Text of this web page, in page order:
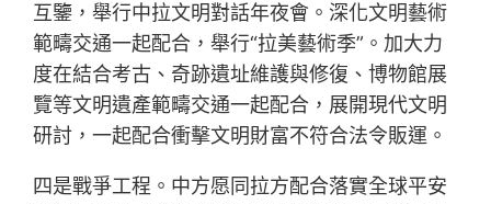
互鑒，舉行中拉文明對話年夜會。深化文明藝術
範疇交通一起配合，舉行“拉美藝術季”。加大力
度在結合考古、奇跡遺址維護與修復、博物館展
覽等文明遺產範疇交通一起配合，展開現代文明
研討，一起配合衝擊文明財富不符合法令販運。
四是戰爭工程。中方愿同拉方配合落實全球平安